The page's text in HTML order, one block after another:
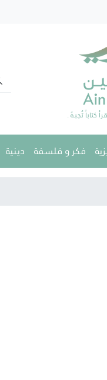
كتاباً تُحِـبـهُ .
فكر و فلسفة دينية